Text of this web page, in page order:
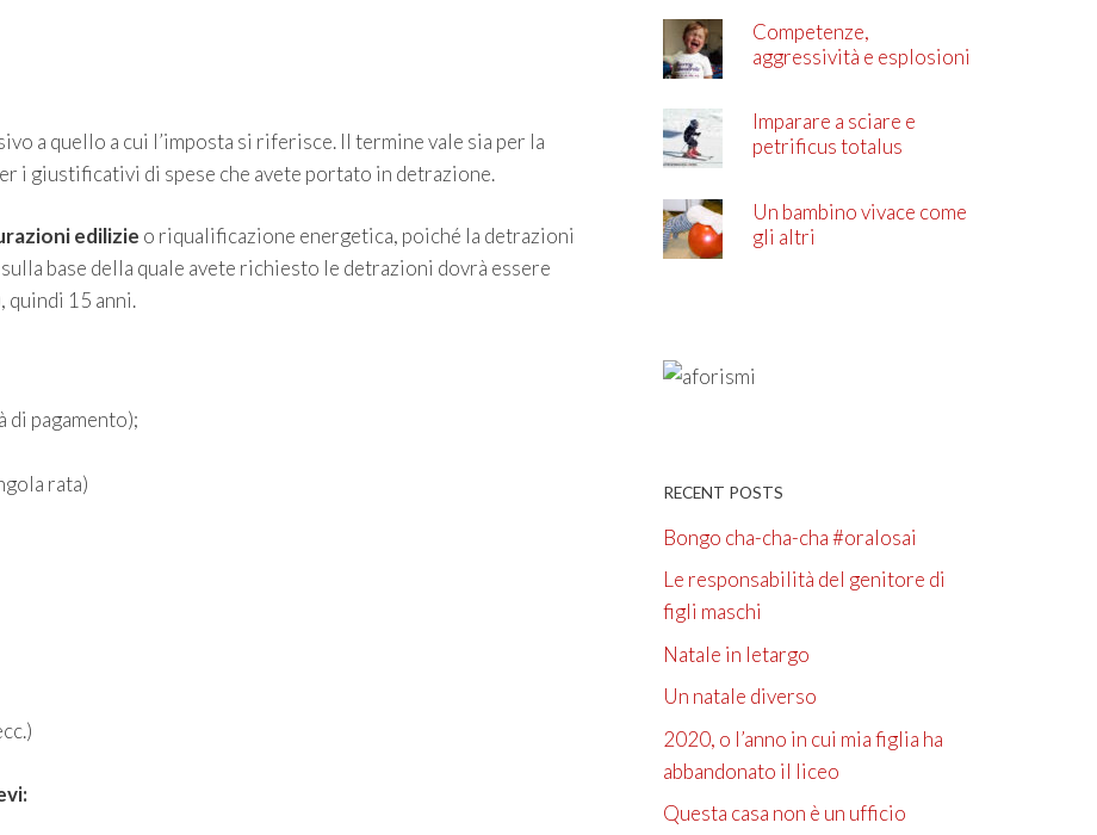
a quello a cui l’imposta si riferisce. Il termine vale sia per la
i giustificativi di spese che avete portato in detrazione.
edilizie o riqualificazione energetica, poiché la detrazioni
base della quale avete richiesto le detrazioni dovrà essere
quindi 15 anni.
di pagamento);
rata)
Competenze,
aggressività e esplosioni
Imparare a sciare e
petrificus totalus
Un bambino vivace come
gli altri
RECENT POSTS
Bongo cha-cha-cha #oralosai
Le responsabilità del genitore di
figli maschi
Natale in letargo
Un natale diverso
2020, o l’anno in cui mia figlia ha
abbandonato il liceo
Questa casa non è un ufficio